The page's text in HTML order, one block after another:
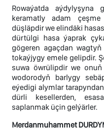
Rowaýatda aýdylyşyna
keramatly adam
düşläpdir we elindäki
dürtülgi hasa ýaprak
gögeren agaçdan
tokaýjygy emele gelipdir.
suwa öwrülipdir we
wodorodyň barlygy
eýedigi alymlar
dürli kesellerden,
saplanmak üçin gelýärler.
Merdanmuhammet